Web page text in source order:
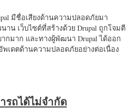
มีชื่อเสียงด้านความปลอดภัยมา
นาน เว็บไซต์ที่สร้างด้วย Drupal ถูกโจมตี
ากมาก และทางผู้พัฒนา Drupal ได้ออก
พเดตด้านความปลอดภัยอย่างต่อเนื่อง
รถได้ไม่จำกัด